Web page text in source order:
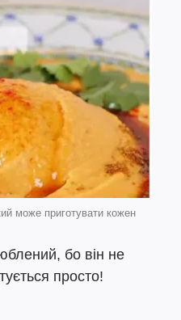
може приготувати кожен
бо він не
просто!